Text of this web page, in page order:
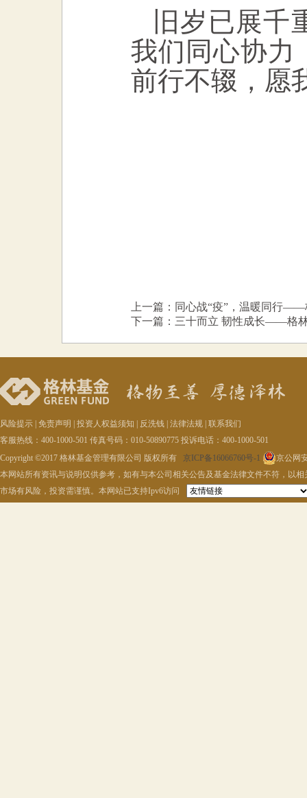
旧岁已展
我们同心协力
前行不辍，愿
上一篇：同心战“疫”，温暖同行
下一篇：三十而立 韧性成长——格
风险提示 免责声明 投资人权益须知 反洗钱 法律法规 联系我们
客服热线：400-1000-501 传真号码：010-50890775 投诉电话：400-1000-501
Copyright ©2017 格林基金管理有限公司 版权所有 京ICP备16066760号-1
京公网
本网站所有资讯与说明仅供参考，如有与本公司相关公告及基金法律文件不符，以
市场有风险，投资需谨慎。本网站已支持Ipv6访问